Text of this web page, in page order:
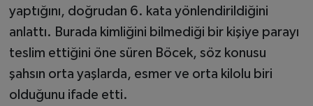
yaptığını, doğrudan 6. kata yönlendirildiğini
anlattı. Burada kimliğini bilmediği bir kişiye parayı
teslim ettiğini öne süren Böcek, söz konusu
şahsın orta yaşlarda, esmer ve orta kilolu biri
olduğunu ifade etti.